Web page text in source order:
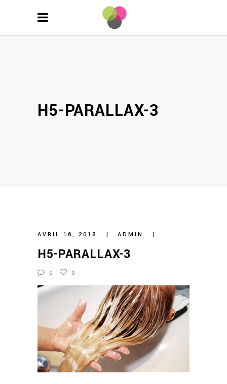
H5-PARALLAX-3
AVRIL 16, 2018 ADMIN
H5-PARALLAX-3
0 0